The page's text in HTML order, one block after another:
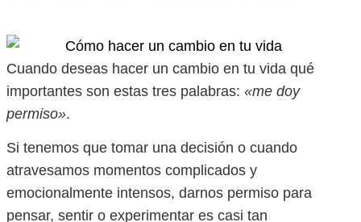
Cuando deseas hacer un cambio en tu vida qué
importantes son estas tres palabras: «me doy
permiso».
Si tenemos que tomar una decisión o cuando
atravesamos momentos complicados y
emocionalmente intensos, darnos permiso para
pensar, sentir o experimentar es casi tan